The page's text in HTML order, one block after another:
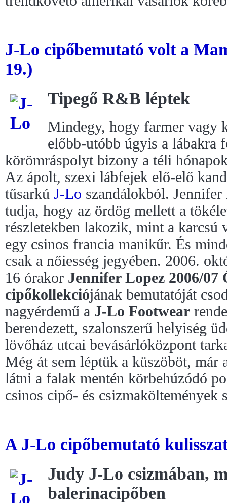
J-Lo cipőbemutató volt a
19.)
Tipegő R&B léptek
Mindegy, hogy farmer vagy
előbb-utóbb úgyis a lábakra
körömráspolyt bizony a téli
Az ápolt, szexi lábfejek elő-elő
tűsarkú J-Lo szandálokból.
tudja, hogy az ördög mellett a
részletekben lakozik, mint a
egy csinos francia manikűr. És
csak a nőiesség jegyében. 2006.
16 órakor Jennifer Lopez 2006/07
cipőkollekciójának bemutatóját
nagyérdemű a J-Lo Footwear
berendezett, szalonszerű helyiség
lövőház utcai bevásárlóközpont
Még át sem léptük a küszöböt, már
látni a falak mentén körbehúzódó
csinos cipő- és csizmaköltemények
A J-Lo cipőbemutató
Judy J-Lo csizmában,
balerinacipőben